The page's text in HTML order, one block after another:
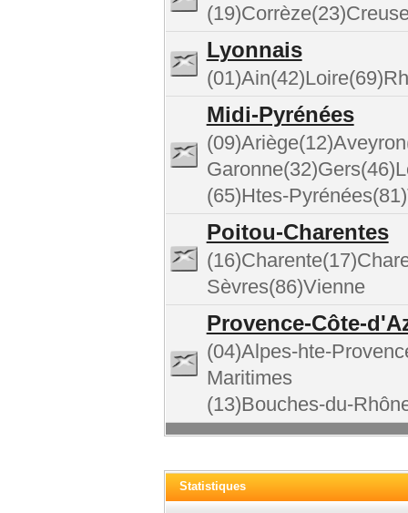
Lyonnais
Midi-Pyrénées
(65)Htes-
Poitou-Charentes
Sèvres(86)Vienne
Provence-Côte-
(04)Alpes-hte-
Maritimes
(13)Bouches-du-
Statistiques